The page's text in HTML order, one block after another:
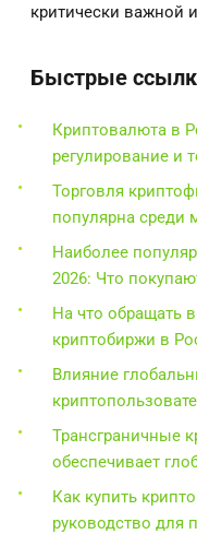
критически важной
Быстрые
Криптовалюта в
регулирование и
Торговля
популярна среди
Наиболее
2026: Что
На что обращать
криптобиржи в
Влияние
Трансграничные
обеспечивает
Как купить
руководство для